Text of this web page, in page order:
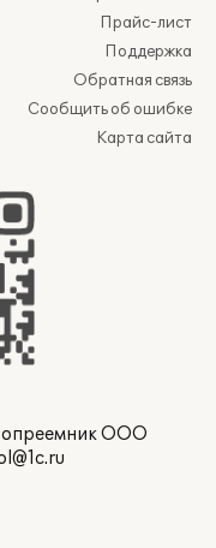
Прайс-лист
Поддержка
Обратная связь
Сообщить об ошибке
Карта сайта
ООО